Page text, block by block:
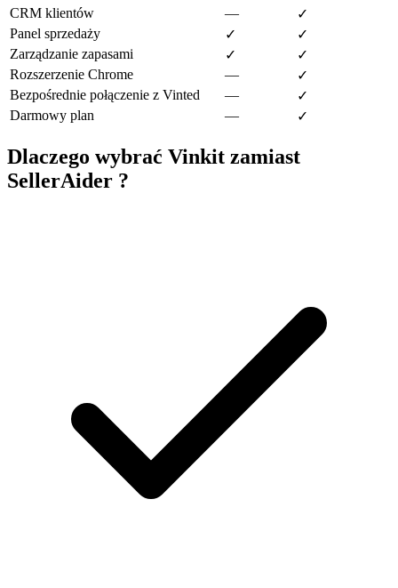
CRM klientów
—
✓
Panel sprzedaży
✓
✓
Zarządzanie zapasami
✓
✓
Rozszerzenie Chrome
—
✓
Bezpośrednie połączenie z Vinted
—
✓
Darmowy plan
— ✓
Dlaczego wybrać Vinkit zamiast
SellerAider ?